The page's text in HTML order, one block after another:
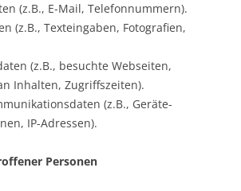
(z.B., E-Mail, Telefonnummern).
(z.B., Texteingaben, Fotografien,
(z.B., besuchte Webseiten,
Inhalten, Zugriffszeiten).
(z.B., Geräte-
IP-Adressen).
Personen